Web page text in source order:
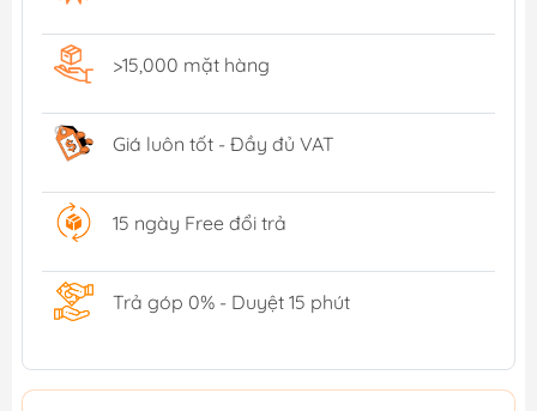
>15,000 mặt hàng
Giá luôn tốt - Đầy đủ VAT
15 ngày Free đổi trả
Trả góp 0% - Duyệt 15 phút